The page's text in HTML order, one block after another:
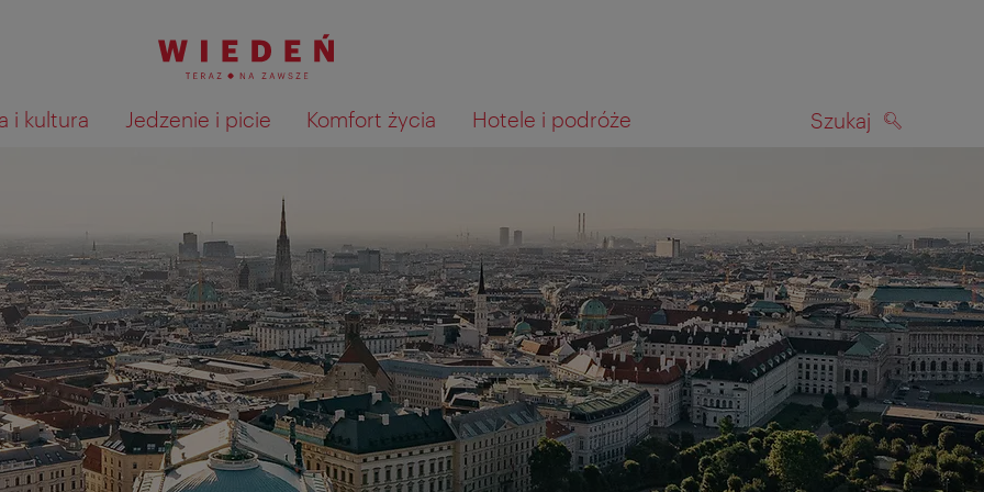
i kultura Jedzenie i picie Komfort życia Hotele i podróże Szukaj